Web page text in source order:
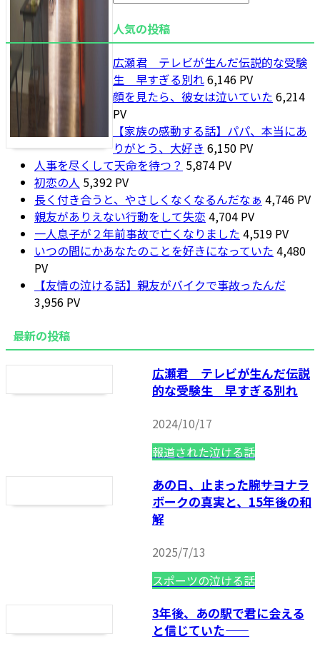
人気の投稿
広瀬君 テレビが生んだ伝説的な受験
生 早すぎる別れ6,146 PV
顔を見たら、彼女は泣いていた 6,214
PV
【家族の感動する話】パパ、本当にあ
りがとう、大好き 6,150 PV
人事を尽くして天命を待つ？ 5,874 PV
初恋の人 5,392 PV
長く付き合うと、やさしくなくなるんだなぁ 4,746 PV
親友がありえない行動をして失恋 4,704 PV
一人息子が２年前事故で亡くなりました 4,519 PV
いつの間にかあなたのことを好きになっていた 4,480
PV
【友情の泣ける話】親友がバイクで事故ったんだ
3,956 PV
最新の投稿
広瀬君 テレビが生んだ伝説
的な受験生 早すぎる別れ
2024/10/17
報道された泣ける話
あの日、止まった腕――サヨナラ
ボークの真実と、15年後の和
解
2025/7/13
スポーツの泣ける話
3年後、あの駅で君に会える
と信じていた——